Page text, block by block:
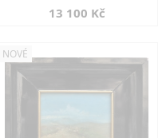
13 100 Kč
NOVÉ